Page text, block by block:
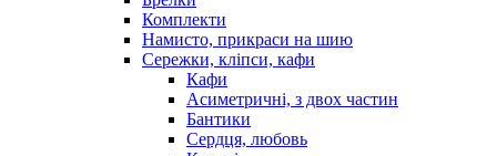
Комплекти
Намисто, прикраси на шию
Сережки, кліпси, кафи
Кафи
Асиметричні, з двох частин
Бантики
Сердця, любовь